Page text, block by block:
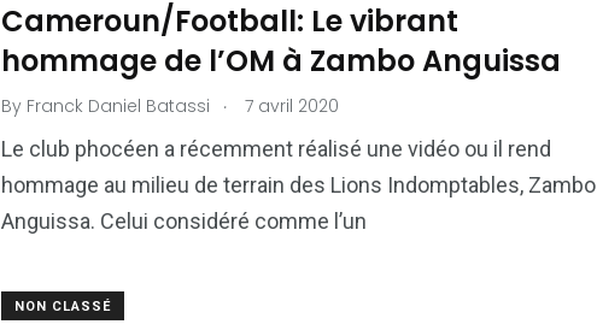
Cameroun/Football: Le vibrant
hommage de l’OM à Zambo Anguissa
By Franck Daniel Batassi . 7 avril 2020
Le club phocéen a récemment réalisé une vidéo ou il rend
hommage au milieu de terrain des Lions Indomptables, Zambo
Anguissa. Celui considéré comme l’un
NON CLASSÉ